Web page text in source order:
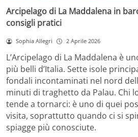
Arcipelago di La Maddalena in
consigli pratici
Sophia Allegri 2 Aprile 2026
L’Arcipelago di La Maddalena è
più belli d’Italia. Sette isole
fondali incontaminati nel nord
minuti di traghetto da Palau. Chi
tende a tornarci: è uno di quei
visita, soprattutto quando ci si
spiagge più conosciute.